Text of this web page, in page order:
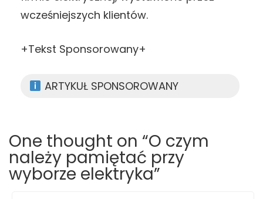
wcześniejszych klientów.
+Tekst Sponsorowany+
ARTYKUŁ SPONSOROWANY
One thought on “O czym
należy pamiętać przy
wyborze elektryka”